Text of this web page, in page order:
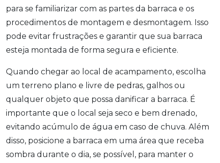
para se familiarizar com as partes da barraca e os
procedimentos de montagem e desmontagem. Isso
pode evitar frustrações e garantir que sua barraca
esteja montada de forma segura e eficiente.
Quando chegar ao local de acampamento, escolha
um terreno plano e livre de pedras, galhos ou
qualquer objeto que possa danificar a barraca. É
importante que o local seja seco e bem drenado,
evitando acúmulo de água em caso de chuva. Além
disso, posicione a barraca em uma área que receba
sombra durante o dia, se possível, para manter o